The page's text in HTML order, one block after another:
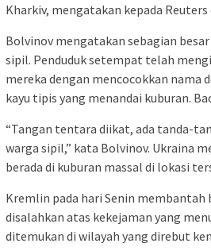
Kharkiv, mengatakan kepada
Bolvinov mengatakan sebagian
sipil. Penduduk setempat telah
mereka dengan mencocokkan nama
kayu tipis yang menandai kuburan.
“Tangan tentara diikat, ada tanda-
warga sipil,” kata Bolvinov. Ukraina
berada di kuburan massal di lokasi
Kremlin pada hari Senin membantah
disalahkan atas kekejaman yang
ditemukan di wilayah yang direbut